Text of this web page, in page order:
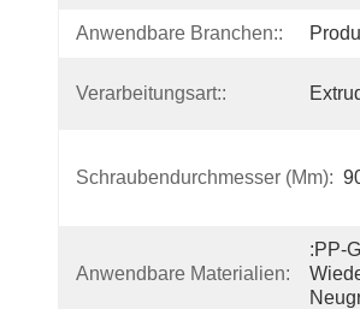
Anwendbare Branchen::
Verarbeitungsart::
Schraubendurchmesser (mm):
Anwendbare Materialien:
:PP-